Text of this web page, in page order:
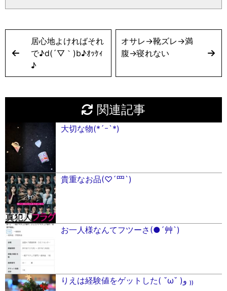
居心地よければそれ
で♪︎d(´▽︎｀)b♪︎ｵｯｹｨ
♪︎
オサレ→靴ズレ→満
腹→寝れない
関連記事
大切な物(*´ｰ`*)
貴重なお品(♡´罒`)
お一人様なんてフツーさ(●︎´艸`)
りえは経験値をゲットした( ˇωˇ )و ₎₎